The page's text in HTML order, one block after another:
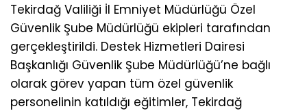
Tekirdağ Valiliği İl Emniyet Müdürlüğü Özel
Güvenlik Şube Müdürlüğü ekipleri tarafından
gerçekleştirildi. Destek Hizmetleri Dairesi
Başkanlığı Güvenlik Şube Müdürlüğü’ne bağlı
olarak görev yapan tüm özel güvenlik
personelinin katıldığı eğitimler, Tekirdağ